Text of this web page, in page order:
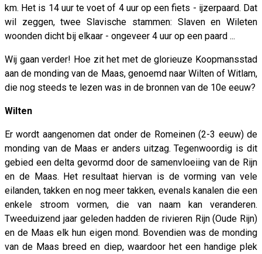
km. Het is 14 uur te voet of 4 uur op een fiets - ijzerpaard. Dat
wil zeggen, twee Slavische stammen: Slaven en Wileten
woonden dicht bij elkaar - ongeveer 4 uur op een paard ...
Wij gaan verder! Hoe zit het met de glorieuze Koopmansstad
aan de monding van de Maas, genoemd naar Wilten of Witlam,
die nog steeds te lezen was in de bronnen van de 10e eeuw?
Wilten
Er wordt aangenomen dat onder de Romeinen (2-3 eeuw) de
monding van de Maas er anders uitzag. Tegenwoordig is dit
gebied een delta gevormd door de samenvloeiing van de Rijn
en de Maas. Het resultaat hiervan is de vorming van vele
eilanden, takken en nog meer takken, evenals kanalen die een
enkele stroom vormen, die van naam kan veranderen.
Tweeduizend jaar geleden hadden de rivieren Rijn (Oude Rijn)
en de Maas elk hun eigen mond. Bovendien was de monding
van de Maas breed en diep, waardoor het een handige plek